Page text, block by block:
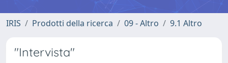
IRIS Prodotti della ricerca 09 - Altro 9.1 Altro
"Intervista"